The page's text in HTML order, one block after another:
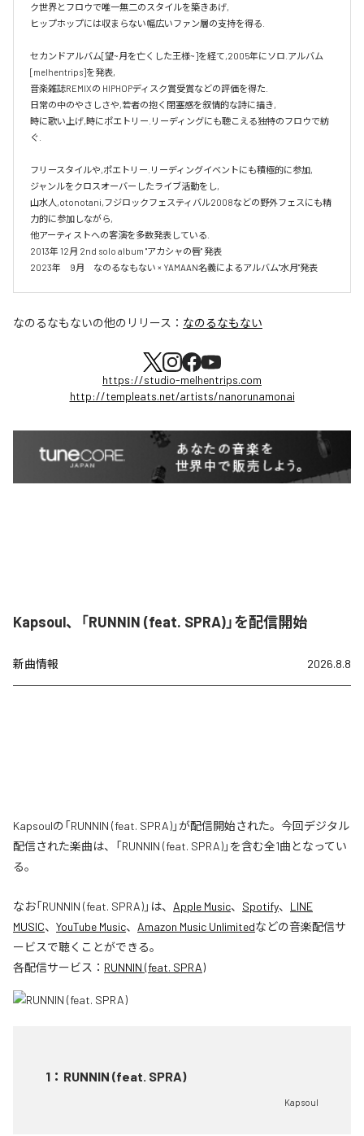
ク世界とフロウで唯一無二のスタイルを築きあげ,
ヒップホップには収まらない幅広いファン層の支持を得る.
セカンドアルバム[望~月を亡くした王様~]を経て,2005年にソロ.アルバム
[melhentrips]を発表,
音楽雑誌REMIXの HIPHOPディスク賞受賞などの評価を得た.
日常の中のやさしさや,若者の抱く閉塞感を叙情的な詩に描き,
時に歌い上げ,時にポエトリー.リーディングにも聴こえる独特のフロウで紡
ぐ.
フリースタイルや,ポエトリー.リーディングイベントにも積極的に参加,
ジャンルをクロスオーバーしたライブ活動をし,
山水人,otonotani,フジロックフェスティバル2008などの野外フェスにも精
力的に参加しながら,
他アーティストへの客演を多数発表している.
2013年 12月 2nd solo album "アカシャの唇" 発表
2023年　9月　なのるなもない × YAMAAN名義によるアルバム"水月"発表
なのるなもないの他のリリース： なのるなもない
https://studio-melhentrips.com
http://templeats.net/artists/nanorunamonai
Kapsoul、「RUNNIN (feat. SPRA)」を配信開始
新曲情報 2026.8.8
Kapsoulの「RUNNIN (feat. SPRA)」が配信開始された。今回デジタル
配信された楽曲は、「RUNNIN (feat. SPRA)」を含む全1曲となってい
る。
なお「RUNNIN (feat. SPRA)」は、 Apple Music、 Spotify、 LINE
MUSIC、 YouTube Music、 Amazon Music Unlimitedなどの音楽配信サ
ービスで聴くことができる。
各配信サービス： RUNNIN (feat. SPRA)
1 ： RUNNIN (feat. SPRA)
Kapsoul